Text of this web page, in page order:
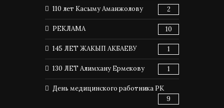
110 лет Касыму Аманжолову 2
РЕКЛАМА 10
145 ЛЕТ ЖАКЫП АКБАЕВУ 1
130 ЛЕТ Алимхану Ермекову 1
День медицинского работника РК
9